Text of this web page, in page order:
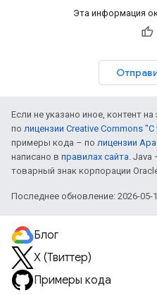
Эта информация
Если не указано иное, контент
по лицензии Creative Commons
примеры кода – по лицензии
написано в правилах сайта. Java
товарный знак корпорации
Последнее обновление: 2026-05-
Блог
X (Твиттер)
Примеры кода